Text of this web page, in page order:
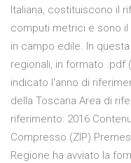
Italiana, costituiscono il
computi metrici e sono
in campo edile. In
regionali, in formato .pdf
indicato l'anno di
della Toscana Area di
riferimento: 2016
Compresso (ZIP)
Regione ha avviato la